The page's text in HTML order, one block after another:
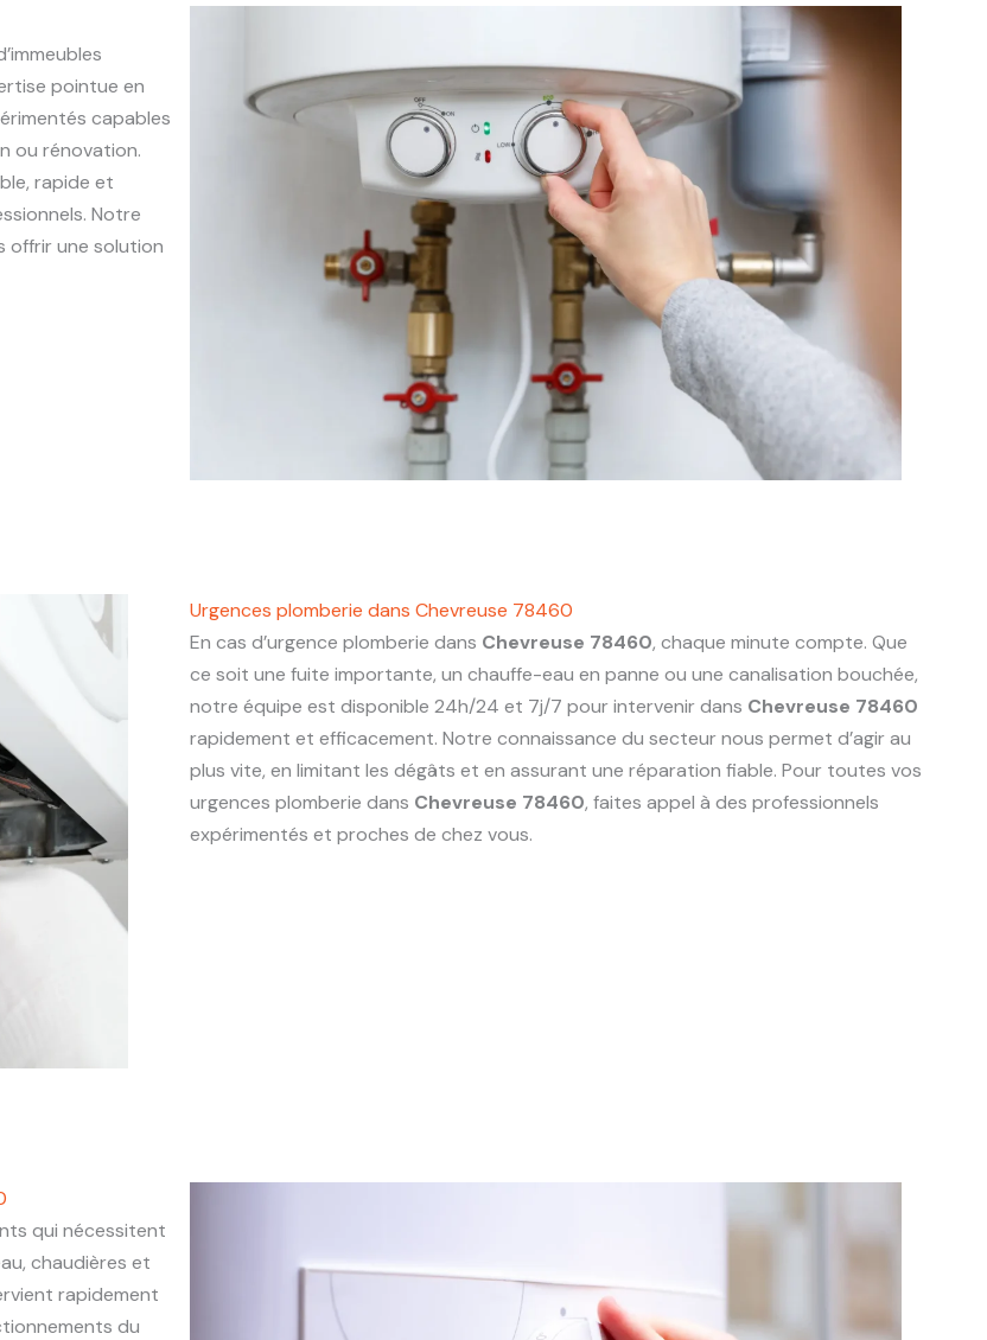
pointue en
capables
ou rénovation.
rapide et
Notre
offrir une solution
Urgences plomberie dans Chevreuse 78460
En cas d’urgence plomberie dans Chevreuse 78460, chaque minute compte. Que
ce soit une fuite importante, un chauffe-eau en panne ou une canalisation bouchée,
notre équipe est disponible 24h/24 et 7j/7 pour intervenir dans Chevreuse 78460
rapidement et efficacement. Notre connaissance du secteur nous permet d’agir au
plus vite, en limitant les dégâts et en assurant une réparation fiable. Pour toutes vos
urgences plomberie dans Chevreuse 78460, faites appel à des professionnels
expérimentés et proches de chez vous.
qui nécessitent
chaudières et
rapidement
du